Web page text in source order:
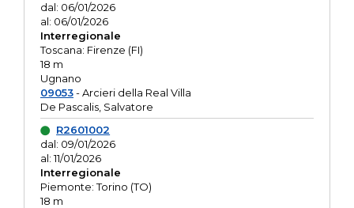
dal: 06/01/2026
al: 06/01/2026
Interregionale
Toscana: Firenze (FI)
18 m
Ugnano
09053- Arcieri della Real Villa
De Pascalis, Salvatore
R2601002
dal: 09/01/2026
al: 11/01/2026
Interregionale
Piemonte: Torino (TO)
18 m